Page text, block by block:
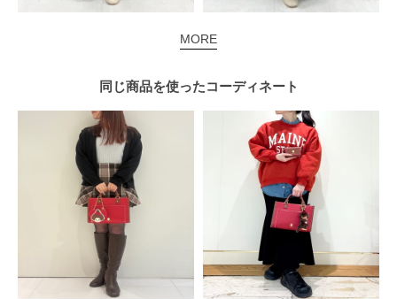
MORE
同じ商品を使ったコーディネート